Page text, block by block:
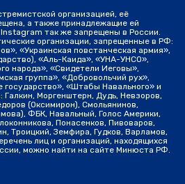
организацией, её
а также принадлежащие ей
так же запрещены в России.
организации, запрещенные в РФ:
«Украинская повстанческая армия»,
«Аль-Каида», «УНА-УНСО»,
народа», «Свидетели Иеговы»,
группа», «Добровольчий рух»,
«Штабы Навального» и
Галкин, Моргенштерн, Дудь, Невзоров,
(Оксимирон), Смольянинов,
ФБК, Навальный, Голос Америки,
Понасенков, Пивоваров,
Троицкий, Земфира, Гудков, Варламов,
лиц и организаций, находящихся
можно найти на сайте Минюста РФ.